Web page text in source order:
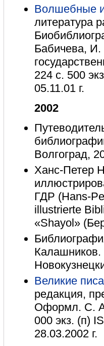
Волшебные
литература
Бабичева, И.
224 с. 500
05.11.01 г.
2002
Волгоград,
Ханс-Петер
ГДР (Hans-
illustrierte
«Shayol»
Калашников.
Великие
редакция,
Оформл. С.
000 экз. (п)
28.03.2002 г.